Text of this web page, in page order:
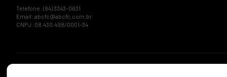
Telefone: (84) 3343-0631
Email: abcfc@abcfc.com.br
CNPJ: 08.430.498/0001-34